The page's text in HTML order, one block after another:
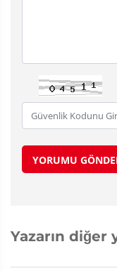
YORUMU
Yazarın diğer